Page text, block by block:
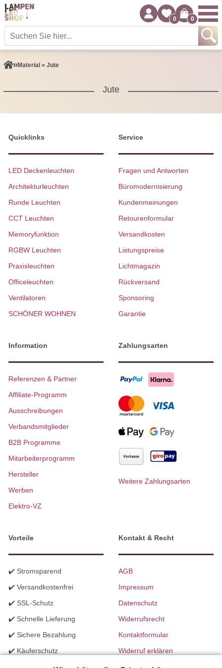
0 0
Material » Jute
Jute
Quicklinks
LED Deckenleuchten
Architekturleuchten
Runde Leuchten
CCT Leuchten
Memoryfunktion
RGBW Leuchten
Praxisleuchten
Officeleuchten
Ventilatoren
SCHÖNER WOHNEN
Service
Fragen und Antworten
Büromodernisierung
Kundenmeinungen
Retourenformular
Versandkosten
Listungspreise
Lichtmagazin
Rückversand
Sponsoring
Garantie
Information
Referenzen & Partner
Affiliate-Programm
Ausschreibungen
Verbandsmitglieder
B2B Programme
Mitarbeiterprogramm
Hersteller
Werben
Elektro-VZ
Zahlungsarten
Weitere Zahlungsarten
Vorteile
✔️ Stromsparend
✔️ Versandkostenfrei
✔️ SSL-Schutz
✔️ Schnelle Lieferung
✔️ Sichere Bezahlung
✔️ Käuferschutz
Kontakt & Recht
AGB
Impressum
Datenschutz
Widerrufsrecht
Kontaktformular
Widerruf erklären